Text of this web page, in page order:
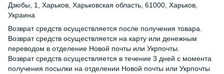
Дзюбы, 1, Харьков, Харьковская область, 61000, Харьков,
Украина
Возврат средств осуществляется после получения товара.
Возврат средств осуществляется на карту или денежным
переводом в отделение Новой почты или Укрпочты.
Возврат средств осуществляется в течение 3 дней с момента
получения посылки на отделении Новой почты или Укрпочты